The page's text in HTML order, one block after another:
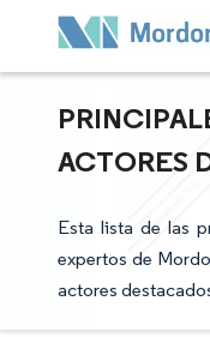
ACTORES
Esta lista de las
expertos de
actores